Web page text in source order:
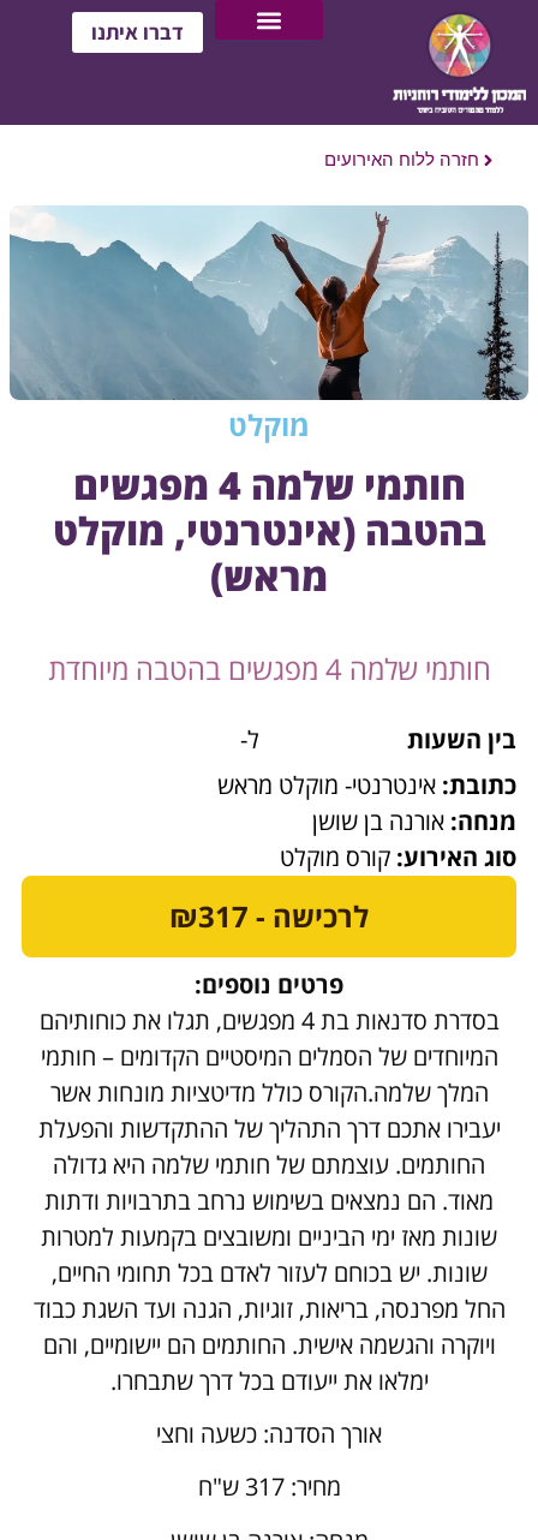
דברו איתנו
חזרה ללוח האירועים
מוקלט
חותמי שלמה 4 מפגשים
בהטבה (אינטרנטי, מוקלט
מראש)
חותמי שלמה 4 מפגשים בהטבה מיוחדת
פרטים נוספים:
בסדרת סדנאות בת 4 מפגשים, תגלו את כוחותיהם
המיוחדים של הסמלים המיסטיים הקדומים – חותמי
המלך שלמה.הקורס כולל מדיטציות מונחות אשר
יעבירו אתכם דרך התהליך של ההתקדשות והפעלת
החותמים. עוצמתם של חותמי שלמה היא גדולה
מאוד. הם נמצאים בשימוש נרחב בתרבויות ודתות
שונות מאז ימי הביניים ומשובצים בקמעות למטרות
שונות. יש בכוחם לעזור לאדם בכל תחומי החיים,
החל מפרנסה, בריאות, זוגיות, הגנה ועד השגת כבוד
ויוקרה והגשמה אישית. החותמים הם יישומיים, והם
ימלאו את ייעודם בכל דרך שתבחרו.
אורך הסדנה: כשעה וחצי
מחיר: 317 ש"ח
בין השעות
ל-
כתובת: אינטרנטי- מוקלט מראש
מנחה: אורנה בן שושן
סוג האירוע: קורס מוקלט
לרכישה - ₪317